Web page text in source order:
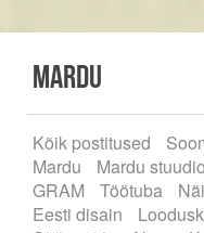
mardu
Kõik postitused
Mardu
Mardu stuudio
GRAM
Töötuba
Eesti disain